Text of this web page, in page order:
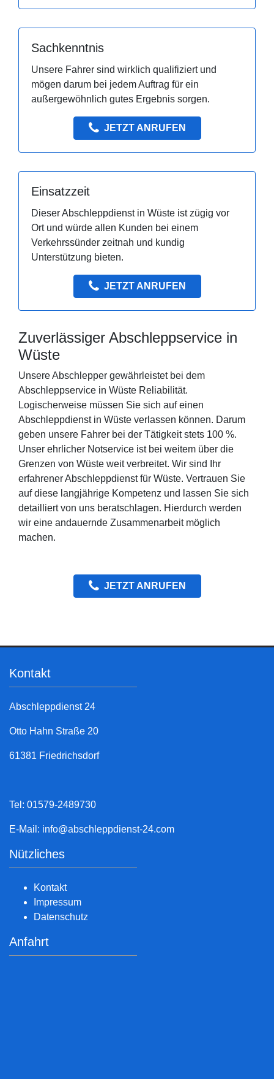
Sachkenntnis
Unsere Fahrer sind wirklich qualifiziert und
mögen darum bei jedem Auftrag für ein
außergewöhnlich gutes Ergebnis sorgen.
JETZT ANRUFEN
Einsatzzeit
Dieser Abschleppdienst in Wüste ist zügig vor
Ort und würde allen Kunden bei einem
Verkehrssünder zeitnah und kundig
Unterstützung bieten.
JETZT ANRUFEN
Zuverlässiger Abschleppservice in
Wüste
Unsere Abschlepper gewährleistet bei dem
Abschleppservice in Wüste Reliabilität.
Logischerweise müssen Sie sich auf einen
Abschleppdienst in Wüste verlassen können. Darum
geben unsere Fahrer bei der Tätigkeit stets 100 %.
Unser ehrlicher Notservice ist bei weitem über die
Grenzen von Wüste weit verbreitet. Wir sind Ihr
erfahrener Abschleppdienst für Wüste. Vertrauen Sie
auf diese langjährige Kompetenz und lassen Sie sich
detailliert von uns beratschlagen. Hierdurch werden
wir eine andauernde Zusammenarbeit möglich
machen.
JETZT ANRUFEN
Kontakt
Abschleppdienst 24
Otto Hahn Straße 20
61381 Friedrichsdorf
Tel: 01579-2489730
E-Mail: info@abschleppdienst-24.com
Nützliches
Kontakt
Impressum
Datenschutz
Anfahrt